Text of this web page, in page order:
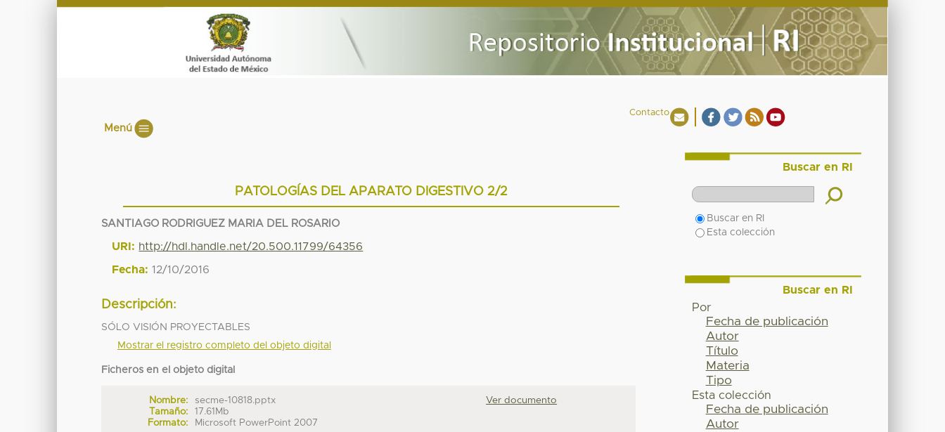
Contacto
Menú
PATOLOGÍAS DEL APARATO DIGESTIVO 2/2
SANTIAGO RODRIGUEZ MARIA DEL ROSARIO
URI: http://hdl.handle.net/20.500.11799/64356
Fecha: 12/10/2016
Descripción:
SÓLO VISIÓN PROYECTABLES
Mostrar el registro completo del objeto digital
Ficheros en el objeto digital
Nombre:
secme-10818.pptx
Tamaño:
17.61Mb
Formato:
Microsoft PowerPoint 2007
Ver documento
Buscar en RI
Buscar en RI
Esta colección
Buscar en RI
Por
Fecha de publicación
Autor
Título
Materia
Tipo
Esta colección
Fecha de publicación
Autor